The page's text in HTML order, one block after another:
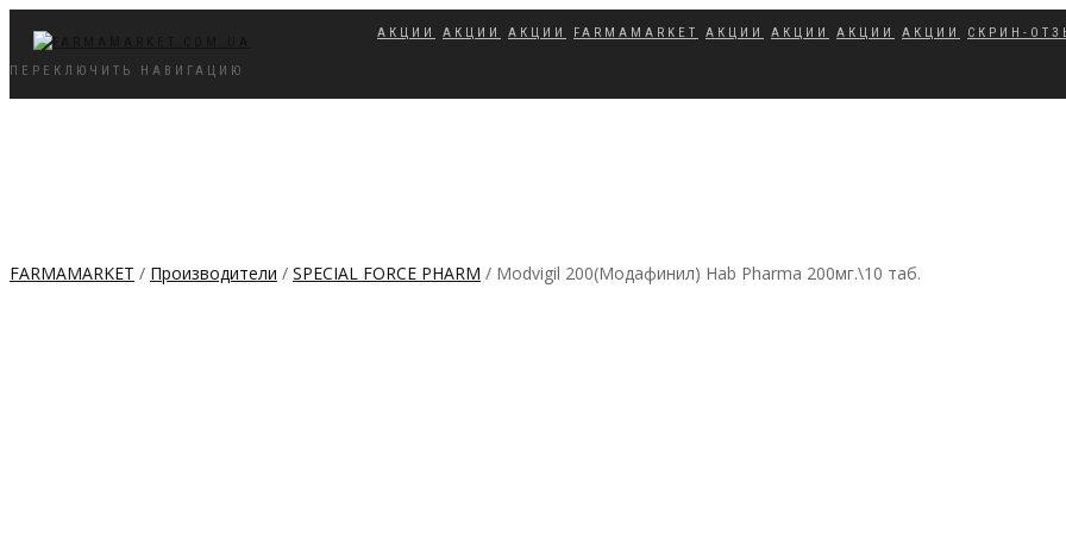
ПЕРЕКЛЮЧИТЬ НАВИГАЦИЮ
АКЦИИ АКЦИИ АКЦИИ FARMAMARKET АКЦИИ АКЦИИ АКЦИИ АКЦИИ СКРИН-
FARMAMARKET / Производители / SPECIAL FORCE PHARM / Modvigil 200(Модафинил) Hab Pharma 200мг.\10 таб.